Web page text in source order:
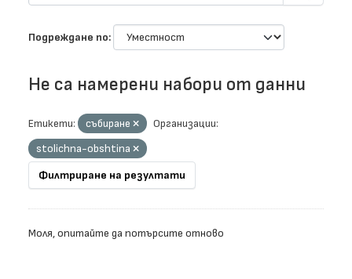
Подреждане по
Не са намерени набори от данни
Етикети: събиране
Организации:
stolichna-obshtina
Филтриране на резултати
Моля, опитайте да потърсите отново